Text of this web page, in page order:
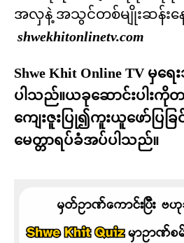
အလှနဲ့ အသွင်တစ်မျိုးဆန်းန
shwekhitonlinetv.com
Shwe Khit Online TV မှ
ပါသည်။ယခုဆောင်းပါးကိုတခ
ကျေးဇူးပြု၍ကူးယူဖော်ပြခြ
မေတ္တာရပ်ခံအပ်ပါသည်။